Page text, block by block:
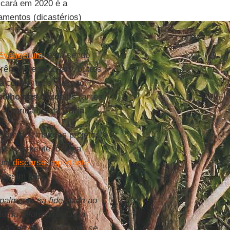
em 2020 é a
(dicastérios)
, está sendo
episcopais, outros
conter itens que não
dos Cardeais(antes
autoridades daCúria.
um dos maiores projetos e
o papa
discurso importante
assim falou:
na fidelidade ao
da reforma da Cúria